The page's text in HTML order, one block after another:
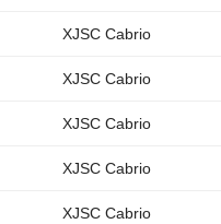
XJSC Cabrio
XJSC Cabrio
XJSC Cabrio
XJSC Cabrio
XJSC Cabrio